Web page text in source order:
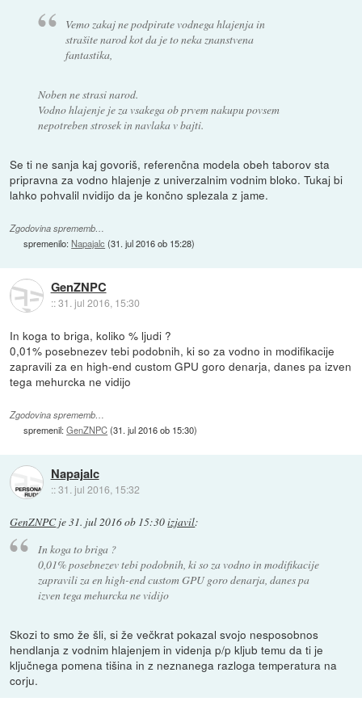
Vemo zakaj ne podpirate vodnega hlajenja in
strašite narod kot da je to neka znanstvena
fantastika,
Noben ne strasi narod.
Vodno hlajenje je za vsakega ob prvem nakupu povsem
nepotreben strosek in navlaka v bajti.
Se ti ne sanja kaj govoriš, referenčna modela obeh taborov sta
pripravna za vodno hlajenje z univerzalnim vodnim bloko. Tukaj bi
lahko pohvalil nvidijo da je končno splezala z jame.
Zgodovina sprememb…
spremenilo:Napajalc (31. jul 2016 ob 15:28)
GenZNPC
::31. jul 2016, 15:30
In koga to briga, koliko % ljudi ?
0,01% posebnezev tebi podobnih, ki so za vodno in modifikacije
zapravili za en high-end custom GPU goro denarja, danes pa izven
tega mehurcka ne vidijo
Zgodovina sprememb…
spremenil:GenZNPC(31. jul 2016 ob 15:30)
Napajalc
::31. jul 2016, 15:32
GenZNPCje31. jul 2016 ob 15:30izjavil:
In koga to briga ?
0,01% posebnezev tebi podobnih, ki so za vodno in modifikacije
zapravili za en high-end custom GPU goro denarja, danes pa
izven tega mehurcka ne vidijo
Skozi to smo že šli, si že večkrat pokazal svojo nesposobnos
hendlanja z vodnim hlajenjem in videnja p/p kljub temu da ti je
ključnega pomena tišina in z neznanega razloga temperatura na
corju.